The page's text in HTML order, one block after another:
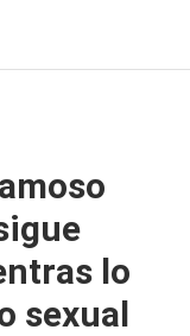
lo
sexual